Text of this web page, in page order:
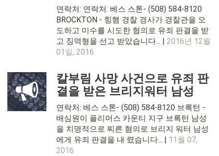
연락처: 연락처: 베스 스톤- (508) 584-8120
BROCKTON - 힝햄 경찰 경사가 경찰관을 오
도하고 미수를 시도한 혐의로 유죄 판결을 받
고 징역형을 선고 받았습니다... | 2016년 12월
01일, 2016
칼부림 사망 사건으로 유죄 판
결을 받은 브리지워터 남성
연락처: 베스 스톤- (508) 584-8120 브록턴 -
배심원이 플리머스 카운티 지구 브록턴 남성
을 치명적으로 찌른 혐의로 브리지 워터 남성
에게 유죄 판결을 내 렸습니다... | 11월 07,
2016